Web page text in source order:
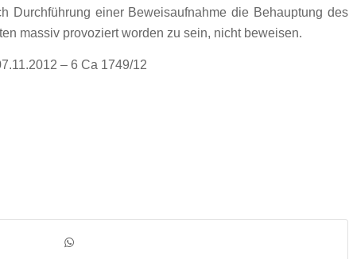
Durchführung einer Beweisaufnahme die Behauptung des
massiv provoziert worden zu sein, nicht beweisen.
– 6 Ca 1749/12